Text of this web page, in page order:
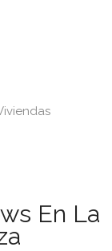
En La